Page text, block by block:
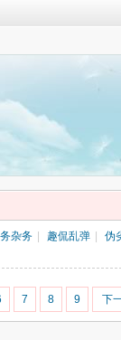
杂务 趣侃乱弹
伪
7 8 9 下